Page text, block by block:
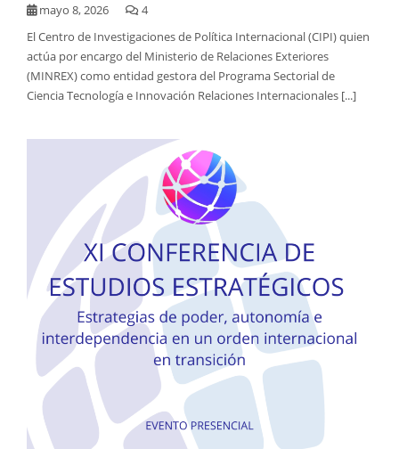
mayo 8, 2026
4
El Centro de Investigaciones de Política Internacional (CIPI) quien
actúa por encargo del Ministerio de Relaciones Exteriores
(MINREX) como entidad gestora del Programa Sectorial de
Ciencia Tecnología e Innovación Relaciones Internacionales [...]